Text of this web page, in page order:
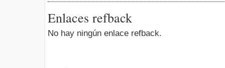
Enlaces refback
No hay ningún enlace refback.